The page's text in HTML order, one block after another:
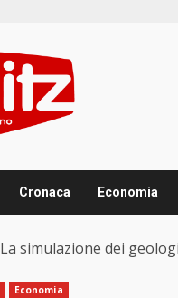
Cronaca Economia
La simulazione dei
Economia